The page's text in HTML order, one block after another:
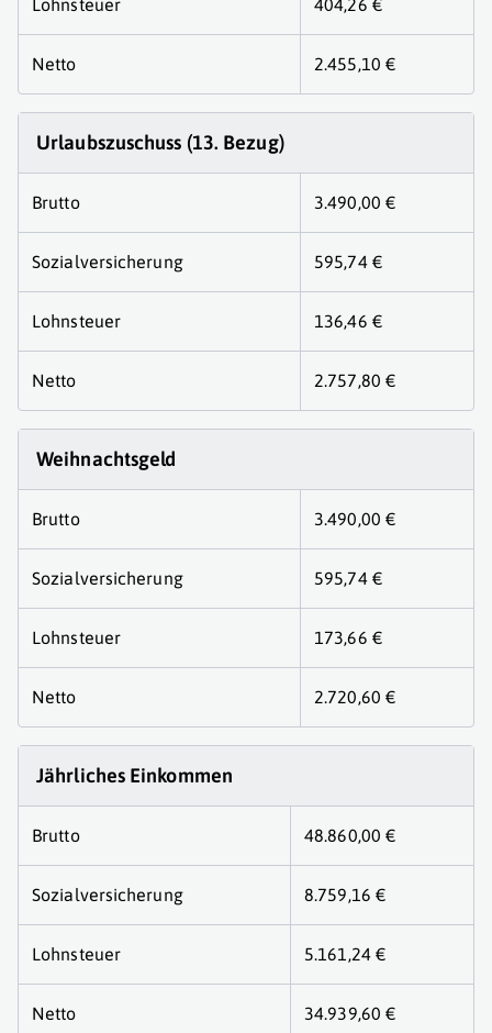
Lohnsteuer 404,26 €
Netto 2.455,10 €
Urlaubszuschuss (13. Bezug)
Brutto 3.490,00 €
Sozialversicherung 595,74 €
Lohnsteuer 136,46 €
Netto 2.757,80 €
Weihnachtsgeld
Brutto 3.490,00 €
Sozialversicherung 595,74 €
Lohnsteuer 173,66 €
Netto 2.720,60 €
Jährliches Einkommen
Brutto 48.860,00 €
Sozialversicherung 8.759,16 €
Lohnsteuer 5.161,24 €
Netto 34.939,60 €